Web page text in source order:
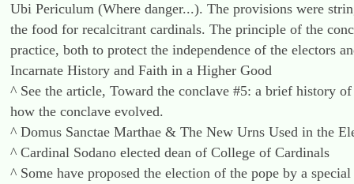
Ubi Periculum (Where danger...). The provisions were
the food for recalcitrant cardinals. The principle of the
practice, both to protect the independence of the electors
Incarnate History and Faith in a Higher Good
^ See the article, Toward the conclave #5: a brief history
how the conclave evolved.
^ Domus Sanctae Marthae & The New Urns Used in the
^ Cardinal Sodano elected dean of College of Cardinals
^ Some have proposed the election of the pope by a